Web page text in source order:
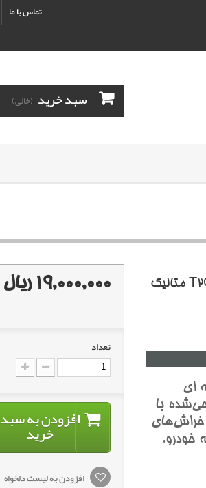
تماس با ما
سبد خرید (خالی)
اي
با
خراش‌هاي
خودرو.
19,000,000 ریال
تعداد
افزودن به سبد
خرید
افزودن به لیست دلخواه